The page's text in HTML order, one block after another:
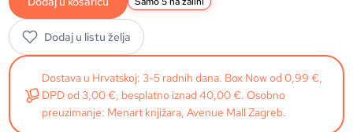
Dodaj u listu želja
Dostava u Hrvatskoj: 3-5 radnih dana. Box Now od 0,99 €,
DPD od 3,00 €, besplatno iznad 40,00 €. Osobno
preuzimanje: Menart knjižara, Avenue Mall Zagreb.